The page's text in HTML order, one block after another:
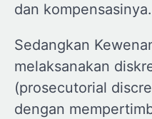
dan kompensasinya.
Sedangkan
melaksanakan
(prosecutorial
dengan